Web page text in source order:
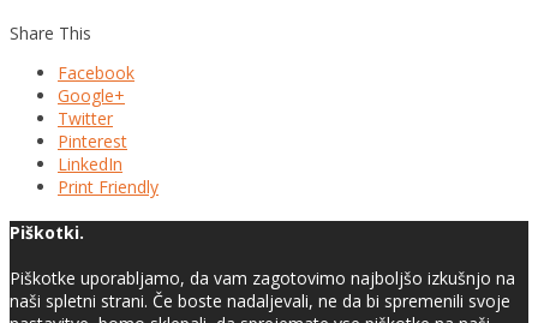
Share This
Facebook
Google+
Twitter
Pinterest
LinkedIn
Print Friendly
Piškotki.
Piškotke uporabljamo, da vam zagotovimo najboljšo izkušnjo na
naši spletni strani. Če boste nadaljevali, ne da bi spremenili svoje